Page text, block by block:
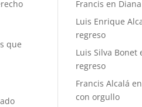
que
Francis en
Luis Enrique
regreso
Luis Silva Bonet
regreso
Francis Alcalá en
con orgullo